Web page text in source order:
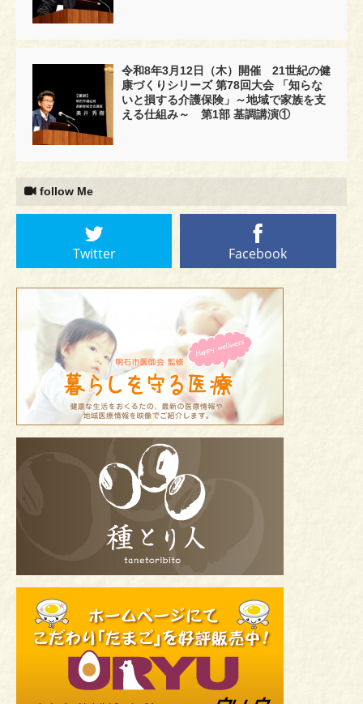
令和8年3月12日（木）開催 21世紀の健
康づくりシリーズ 第78回大会 「知らな
いと損する介護保険」～地域で家族を支
える仕組み～ 第1部 基調講演①
follow Me
Twitter Facebook